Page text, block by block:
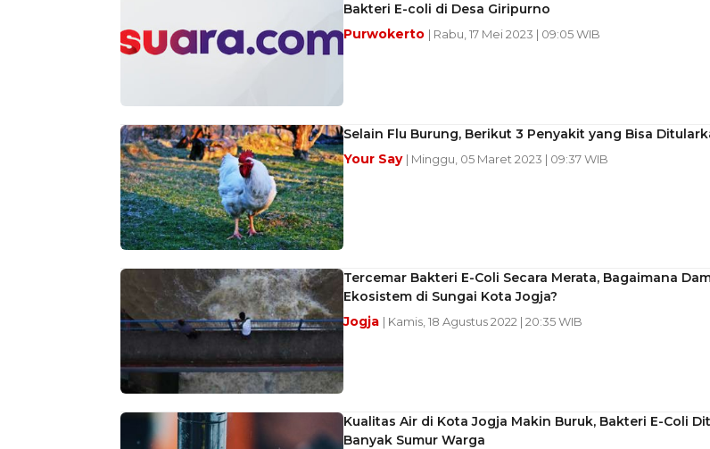
Bakteri E-coli di Desa Giripurno
Purwokerto | Rabu, 17 Mei 2023 | 09:05 WIB
Selain Flu Burung, Berikut 3 Penyakit yang Bisa
Your Say | Minggu, 05 Maret 2023 | 09:37 WIB
Tercemar Bakteri E-Coli Secara Merata, Bagaimana
Ekosistem di Sungai Kota Jogja?
Jogja | Kamis, 18 Agustus 2022 | 20:35 WIB
Kualitas Air di Kota Jogja Makin Buruk, Bakteri E-Coli
Banyak Sumur Warga